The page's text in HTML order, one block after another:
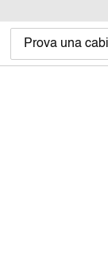
Prova una